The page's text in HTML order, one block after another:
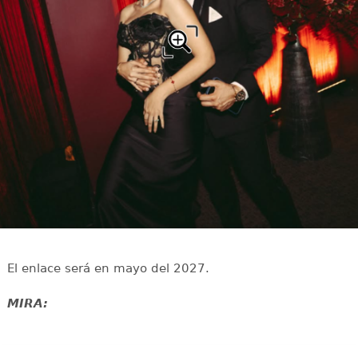
El enlace será en mayo del 2027.
MIRA: